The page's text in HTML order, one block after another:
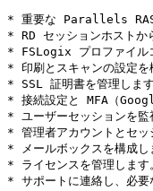
* 重要な Parallels RAS
* RD セッションホストか
* FSLogix プロファイル
* 印刷とスキャンの設定を
* SSL 証明書を管理します
* 接続設定と MFA（
* ユーザーセッションを監
* 管理者アカウントとセッ
* メールボックスを構成し
* ライセンスを管理します
* サポートに連絡し、必要